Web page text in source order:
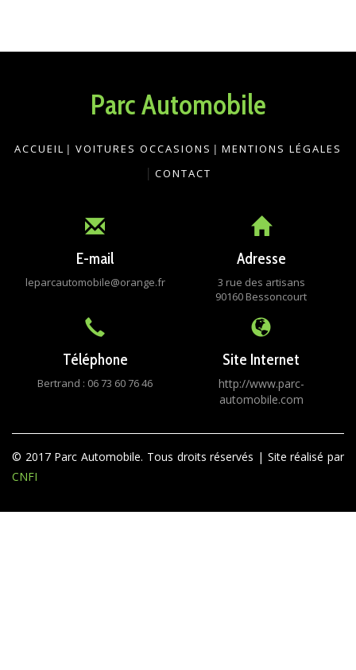
Parc Automobile
ACCUEIL | VOITURES OCCASIONS | MENTIONS LÉGALES
| CONTACT
E-mail
leparcautomobile@orange.fr
Adresse
3 rue des artisans
90160 Bessoncourt
Téléphone
Bertrand : 06 73 60 76 46
Site Internet
http://www.parc-
automobile.com
© 2017 Parc Automobile. Tous droits réservés | Site réalisé par
CNFI